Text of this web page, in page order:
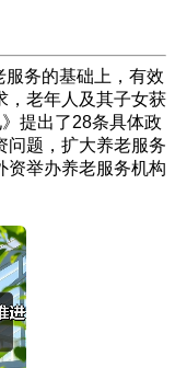
务的基础上，有效
，老年人及其子女获
提出了28条具体政
问题，扩大养老服务
资举办养老服务机构